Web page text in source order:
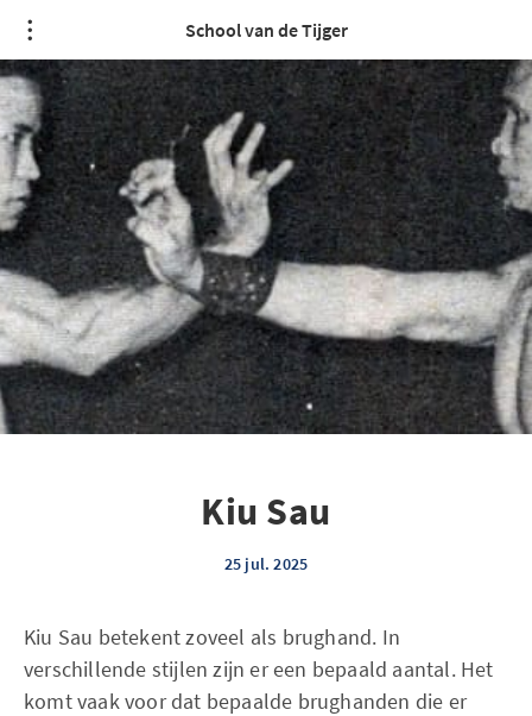
School van de Tijger
Kiu Sau
25 jul. 2025
Kiu Sau betekent zoveel als brughand. In
verschillende stijlen zijn er een bepaald aantal. Het
komt vaak voor dat bepaalde brughanden die er